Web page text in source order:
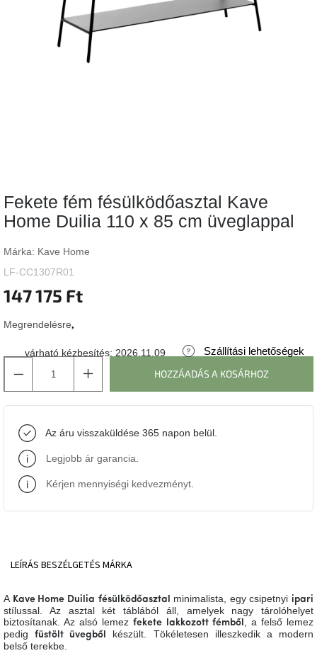
kategória
gyűjtemény
Home
gyűjtemény
Richmond
gyűjtemény
line
Tenzo
Ame
Yens
Szezonális
Trendek
2022
Bohém
stílusú
belső
tér
Fekete fém fésülködőasztal Kave
Home Duilia 110 x 85 cm üveglappal
Márka: Kave Home
LF-CC1307R01
147 175 Ft
Megrendelésre
várható kézbesítés: 2026.11.09
Szállítási lehetőségek
HOZZÁADÁS A KOSÁRHOZ
Az áru visszaküldése 365 napon belül.
Legjobb ár garancia
Kérjen mennyiségi kedvezményt
LEÍRÁS BESZÉLGETÉS MÁRKA
A Kave Home Duilia fésülködőasztal minimalista, egy csipetnyi ipari
stílussal. Az asztal két táblából áll, amelyek nagy tárolóhelyet
biztosítanak. Az alsó lemezfekete lakkozott fémből
, a felső lemez
pedigfüstölt üvegből
készült. Tökéletesen illeszkedik a modern
belső terekbe.